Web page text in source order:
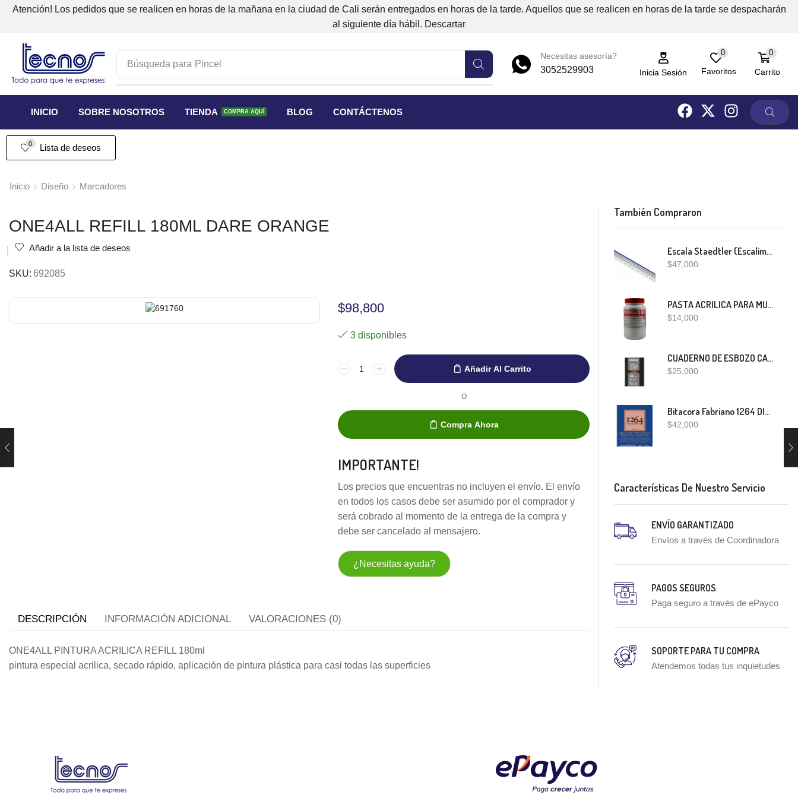
Atención! Los pedidos que se realicen en horas de la mañana en la ciudad de Cali serán entregados en horas de la tarde. Aquellos que se realicen en horas de la tarde se despacharán
al siguiente día hábil. Descartar
Búsqueda para Pincel
Necesitas asesoría?
3052529903 Inicia Sesión
0
Favoritos
0
Carrito
INICIO SOBRE NOSOTROS TIENDA COMPRA AQUÍ BLOG CONTÁCTENOS
0 Lista de deseos
Inicio Diseño Marcadores
ONE4ALL REFILL 180ML DARE ORANGE
Añadir a la lista de deseos
SKU: 692085
$98,800
3 disponibles
Añadir Al Carrito
O
Compra Ahora
IMPORTANTE!
Los precios que encuentras no incluyen el envío. El envío
en todos los casos debe ser asumido por el comprador y
será cobrado al momento de la entrega de la compra y
debe ser cancelado al mensajero.
¿Necesitas ayuda?
DESCRIPCIÓN INFORMACIÓN ADICIONAL VALORACIONES (0)
ONE4ALL PINTURA ACRILICA REFILL 180ml
pintura especial acrilica, secado rápido, aplicación de pintura plástica para casi todas las superficies
También Compraron
Escala Staedtler (Escalimetro)
$47,000
PASTA ACRILICA PARA MURALISMO 400 GRS
$14,000
CUADERNO DE ESBOZO CANSON ONE
$25,000
Bitacora Fabriano 1264 DIBUJO A5
$42,000
Características De Nuestro Servicio
ENVÍO GARANTIZADO
Envíos a través de Coordinadora
PAGOS SEGUROS
Paga seguro a través de ePayco
SOPORTE PARA TU COMPRA
Atendemos todas tus inquietudes